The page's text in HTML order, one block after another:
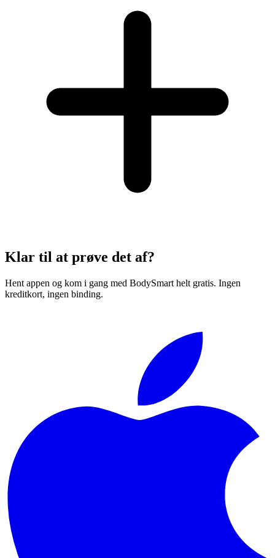
Klar til at prøve det af?
Hent appen og kom i gang med BodySmart helt gratis. Ingen
kreditkort, ingen binding.